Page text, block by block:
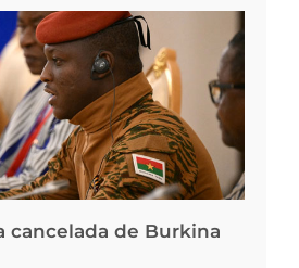
cancelada de Burkina